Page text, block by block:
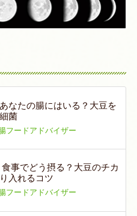
なたの腸にはいる？大豆を
菌
フードアドバイザー
事でどう摂る？大豆のチカ
入れるコツ
フードアドバイザー